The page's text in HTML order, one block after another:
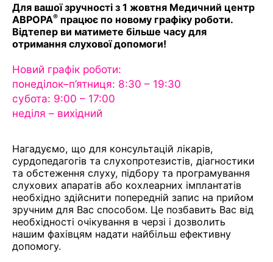
Для вашої зручності з 1 жовтня Медичний центр
АВРОРА® працює по новому графіку роботи.
Відтепер ви матимете більше часу для
отримання слухової допомоги!
Новий графік роботи:
понеділок–п’ятниця: 8:30 – 19:30
субота: 9:00 – 17:00
неділя – вихідний
Нагадуємо, що для консультацій лікарів,
сурдопедагогів та слухопротезистів, діагностики
та обстеження слуху, підбору та програмування
слухових апаратів або кохлеарних імплантатів
необхідно здійснити попередній запис на прийом
зручним для Вас способом. Це позбавить Вас від
необхідності очікування в черзі і дозволить
нашим фахівцям надати найбільш ефективну
допомогу.